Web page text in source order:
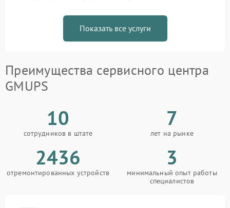
Показать все услуги
Преимущества сервисного центра
GMUPS
10
сотрудников в штате
7
лет на рынке
2436
отремонтированных устройств
3
минимальный опыт работы
специалистов